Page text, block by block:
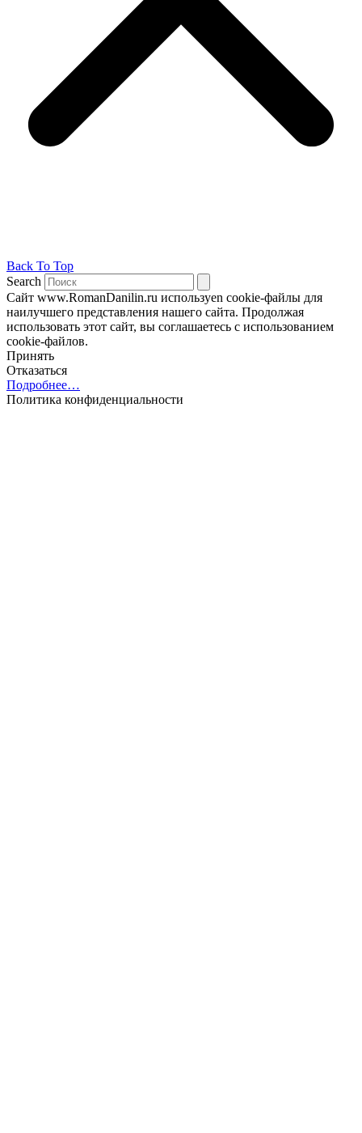
Back To Top
Search
Сайт www.RomanDanilin.ru используеn cookie-файлы для
наилучшего представления нашего сайта. Продолжая
использовать этот сайт, вы соглашаетесь с использованием
cookie-файлов.
Принять
Отказаться
Подробнее…
Политика конфиденциальности